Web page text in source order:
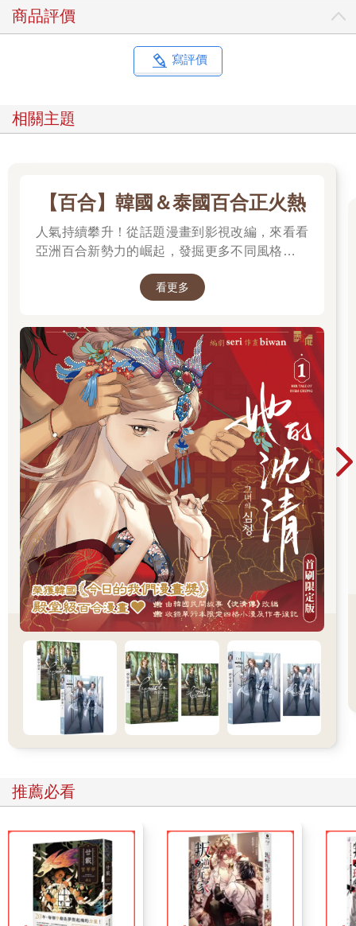
鍊金術鐘塔嗎？如果是這樣，他會想殺了副塔主也是情有可原。
凱爾與貓仍像是在試探彼此一樣注視著對方。
看著空了的藥水瓶與逐漸癒合的傷口，貓開口了，「……你打算
「你也想要扳倒鍊金術嗎？」
貓族騎士在貧民區長大，牠在皇宮中如履薄冰地生活著，進而練
就了一身察言觀色的能力。此刻，牠的直覺告訴著牠──必須來找
這個人類。
就在這時，牠聽見這位來自壚韵王國的貴族，凱爾．海尼特斯對
「十五年前」這個詞讓貓族騎士的臉上掀起了波瀾。同時，凱
「我們希望能將十五年前，帝國與鍊金術鐘塔對貧民區居民所犯
下的骯髒罪行公諸於世。」
「……我聽說你是因魔法炸彈恐攻事件而來。」
「既然如此，我為何要救你呢？」
貓頓了頓，隨後開口：「……救？」
「對。」
凱爾從庭園裡無燈的死角緩緩走到燈光下，並對希斯曼下達指
示。
「希斯曼，剩下的我會自己看著辦，你先小心低調地回宮吧。」
如今希斯曼的實力也已經有一定的水準了，相當於最頂級劍術專
家。
「是，我明白了。」希斯曼嚴肅地回答，模樣看起來可靠極了。
凱爾轉身看向太陽宮的入口，那裡仍有騎士與士兵穿梭往返，而
貴族們正三三兩兩地離開。
就在他準備邁步之際，貓族騎士開口了。
「我不該活著。」
什麼？
凱爾正想轉頭看向貓，注意力卻被一名女傭遭人拉出太陽宮的畫
面吸引。
「哈哈哈！」
那個女人身穿皇室女傭的制服，一邊笑著一邊被拉了出來。拉她
出來的人是一群騎士，其中一人面色凝重地朝皇太子跑去。
這個情景令凱爾感到不對勁。
女傭為何會在那裡？
同，傭人與女傭從事的是在宮中不被看見的雜務。也因此他們雖
存在於任何地方，卻絕對不會出現在貴族聚集的宴會場所。
凱爾趕緊轉頭看向貓族騎士，他有種不妙的預感，直覺告訴他事
情似乎尚未結束。
「少爺？」
見凱爾再次快速地朝他們走來，希斯曼不禁疑惑地喚了凱爾一
商品評價
寫評價
相關主題
【百合】韓國＆泰國百合正火熱
人氣持續攀升！從話題漫畫到影視改編，來看看
亞洲百合新勢力的崛起，發掘更多不同風格的百
看更多
推薦必看